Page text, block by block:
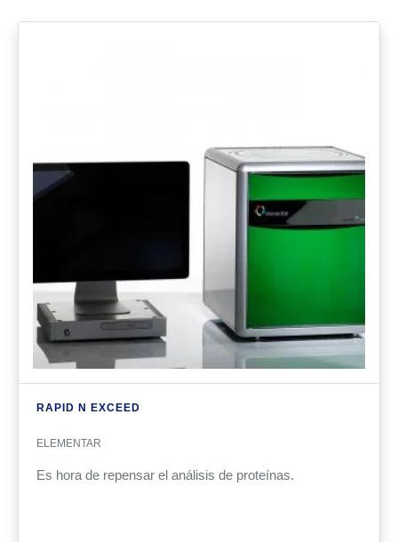
RAPID N EXCEED
ELEMENTAR
Es hora de repensar el análisis de proteínas.